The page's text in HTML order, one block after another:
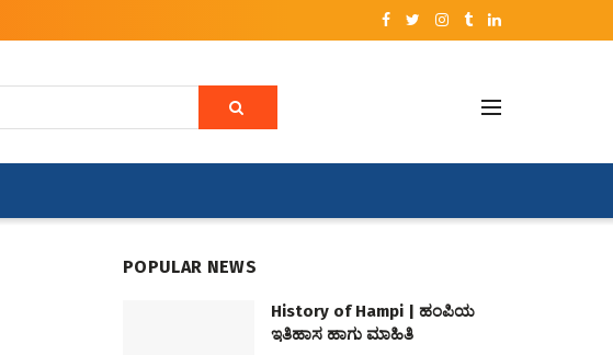
POPULAR NEWS
History of Hampi | ಹಂಪಿಯ
ಇತಿಹಾಸ ಹಾಗು ಮಾಹಿತಿ